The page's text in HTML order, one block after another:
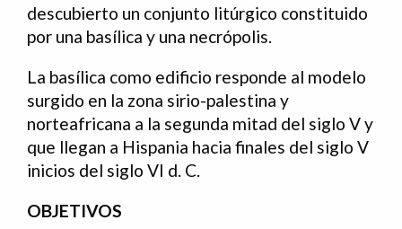
descubierto un conjunto litúrgico constituido
por una basílica y una necrópolis.
La basílica como edificio responde al modelo
surgido en la zona sirio-palestina y
norteafricana a la segunda mitad del siglo V y
que llegan a Hispania hacia finales del siglo V
inicios del siglo VI d. C.
OBJETIVOS